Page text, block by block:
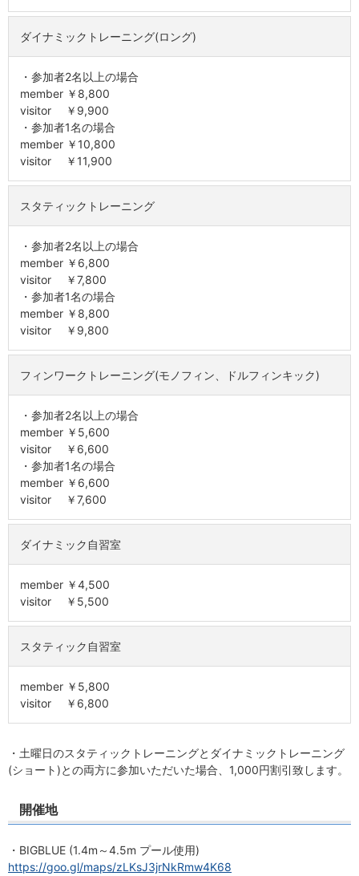
ダイナミックトレーニング(ロング)
・参加者2名以上の場合
member ￥8,800
visitor ￥9,900
・参加者1名の場合
member ￥10,800
visitor ￥11,900
スタティックトレーニング
・参加者2名以上の場合
member ￥6,800
visitor ￥7,800
・参加者1名の場合
member ￥8,800
visitor ￥9,800
フィンワークトレーニング(モノフィン、ドルフィンキック)
・参加者2名以上の場合
member ￥5,600
visitor ￥6,600
・参加者1名の場合
member ￥6,600
visitor ￥7,600
ダイナミック自習室
member ￥4,500
visitor ￥5,500
スタティック自習室
member ￥5,800
visitor ￥6,800
・土曜日のスタティックトレーニングとダイナミックトレーニング
(ショート)との両方に参加いただいた場合、1,000円割引致します。
開催地
・BIGBLUE (1.4m～4.5m プール使用)
https://goo.gl/maps/zLKsJ3jrNkRmw4K68